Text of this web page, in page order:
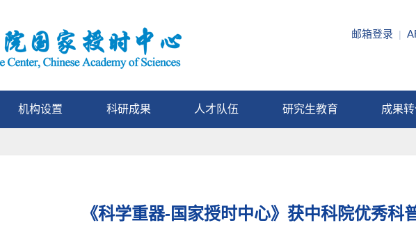
邮箱登录 |
机构设置 科研成果 人才队伍 研究生教育 成果
《科学重器-国家授时中心》获中科院优秀科